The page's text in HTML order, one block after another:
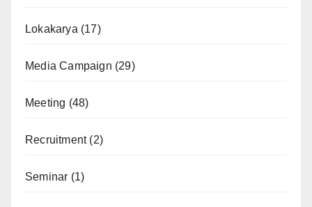
Lokakarya (17)
Media Campaign (29)
Meeting (48)
Recruitment(2)
Seminar (1)